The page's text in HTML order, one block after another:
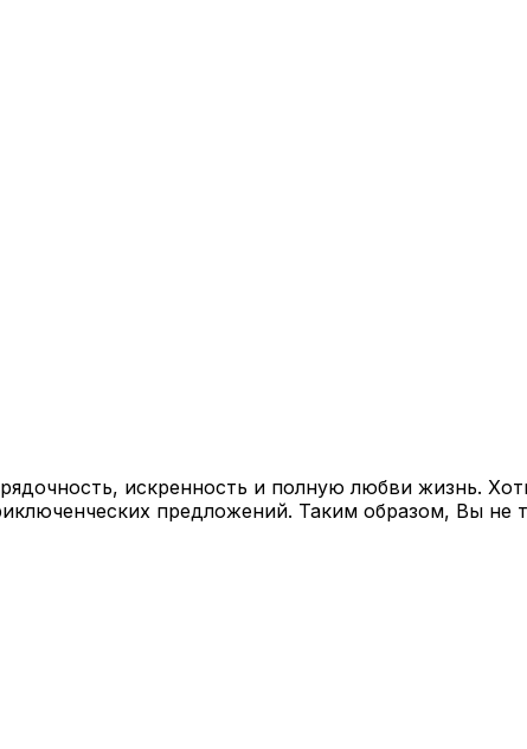
искренность и полную любви жизнь.
предложений. Таким образом, Вы не